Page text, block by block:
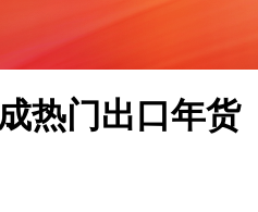
热门出口年货